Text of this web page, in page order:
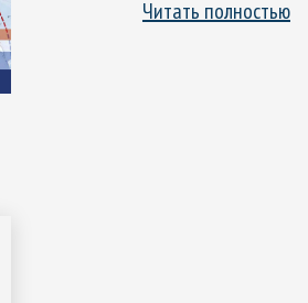
Читать полностью